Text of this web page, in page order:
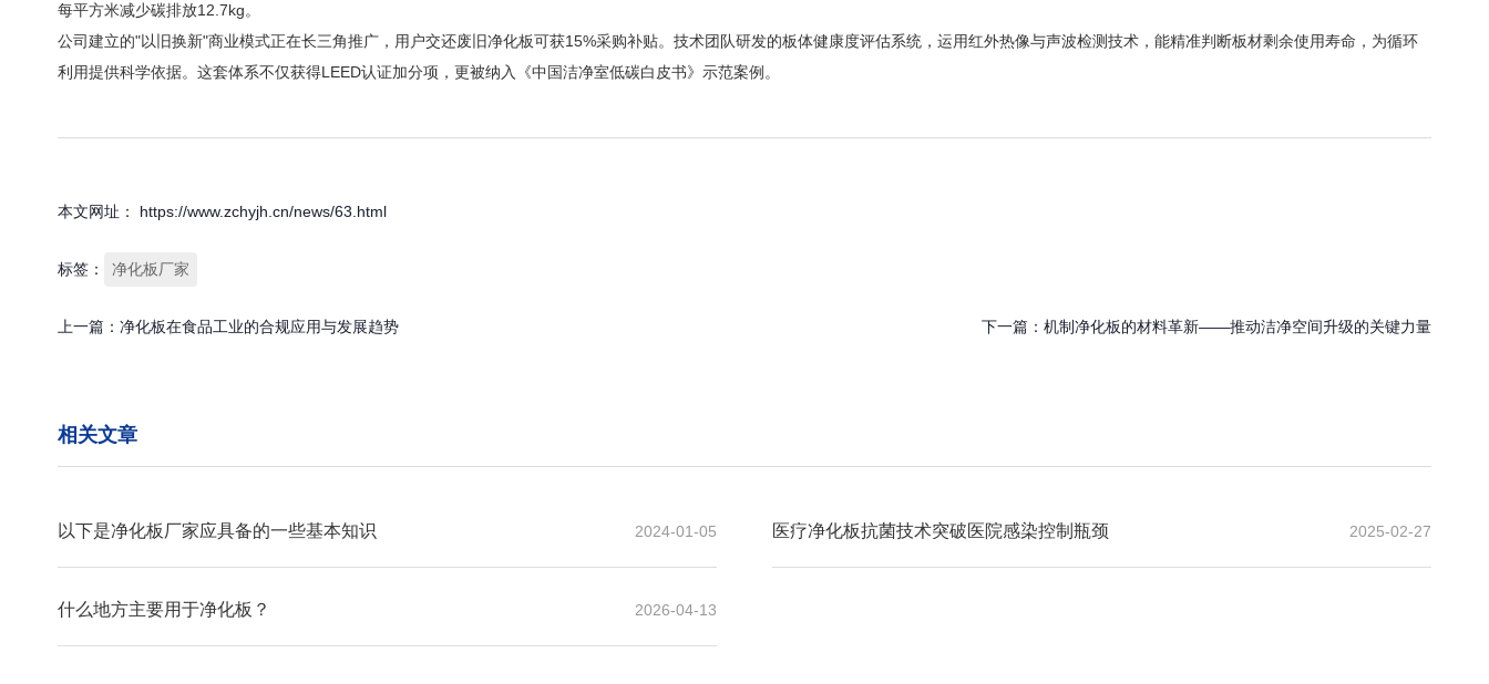
每平方米减少碳排放12.7kg。
公司建立的"以旧换新"商业模式正在长三角推广，用户交还废旧净化板可获15%采购补贴。技术团队研发的板体健康度评估系统，运用红外热像与声波检测技术，能精准判断板材剩余使用寿命，为循环
利用提供科学依据。这套体系不仅获得LEED认证加分项，更被纳入《中国洁净室低碳白皮书》示范案例。
本文网址： https://www.zchyjh.cn/news/63.html
标签： 净化板厂家
上一篇： 净化板在食品工业的合规应用与发展趋势 下一篇： 机制净化板的材料革新——推动洁净空间升级的关键力量
相关文章
2024-01-05
以下是净化板厂家应具备的一些基本知识 2025-02-27
医疗净化板抗菌技术突破医院感染控制瓶颈
2026-04-13
什么地方主要用于净化板？